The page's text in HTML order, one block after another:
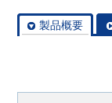
製品概要